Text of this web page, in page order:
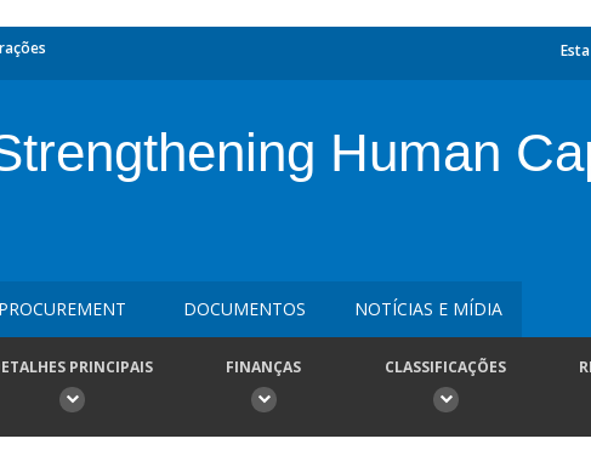
Human
PROCUREMENT DOCUMENTOS NOTÍCIAS E MÍDIA
PRINCIPAIS FINANÇAS CLASSIFICAÇÕES